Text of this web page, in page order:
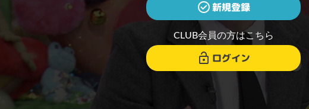
新規登録
CLUB会員の方はこちら
ログイン